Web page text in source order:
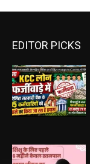
EDITOR PICKS